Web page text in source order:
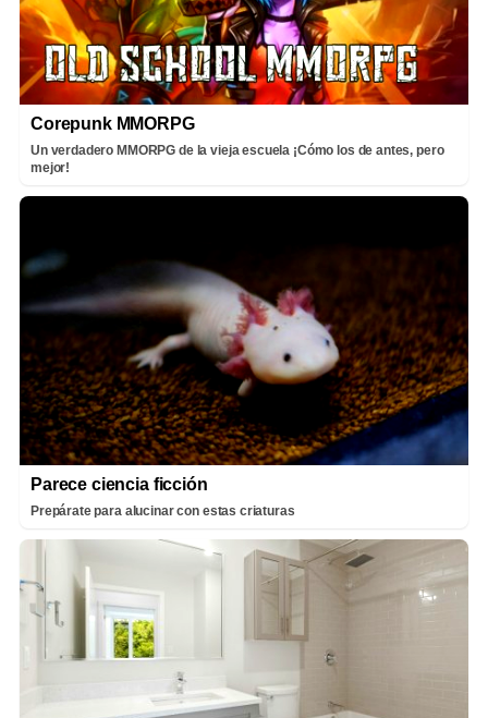
Corepunk MMORPG
Un verdadero MMORPG de la vieja escuela ¡Cómo los de antes, pero
mejor!
Parece ciencia ficción
Prepárate para alucinar con estas criaturas